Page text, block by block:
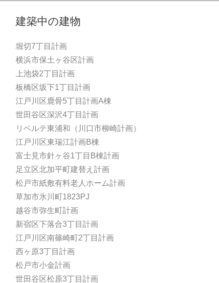
建築中の建物
堀切7丁目計画
横浜市保土ヶ谷区計画
上池袋2丁目計画
板橋区坂下1丁目計画
江戸川区鹿骨5丁目計画A棟
世田谷区深沢4丁目計画
リベルテ東浦和（川口市柳崎計画）
江戸川区東瑞江計画B棟
富士見市針ヶ谷1丁目B棟計画
足立区北加平町建替え計画
松戸市紙敷有料老人ホーム計画
草加市氷川町1823PJ
越谷市弥生町計画
新宿区下落合3丁目計画
江戸川区南篠崎町2丁目計画
西ヶ原3丁目計画
松戸市小金計画
世田谷区松原3丁目計画